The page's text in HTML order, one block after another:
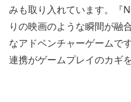
みも取り入れています。『
りの映画のような瞬間が融
なアドベンチャーゲームで
連携がゲームプレイのカギ